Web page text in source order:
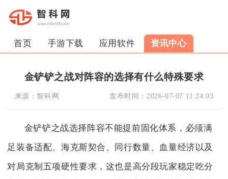
首页 手游下载 应用软件 资讯中心
金铲铲之战对阵容的选择有什么特殊要求
来源： 智科网 发布时间： 2026-07-07 11:24:03
金铲铲之战选择阵容不能提前固化体系，必须满
足装备适配、海克斯契合、同行数量、血量经济以及
对局克制五项硬性要求，这也是高分段玩家稳定吃分